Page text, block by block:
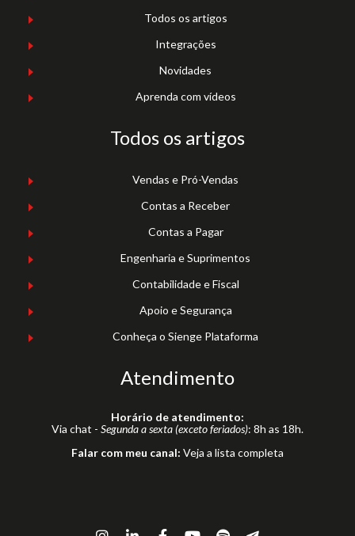
Todos os artigos
Integrações
Novidades
Aprenda com vídeos
Todos os artigos
Vendas e Pró-Vendas
Contas a Receber
Contas a Pagar
Engenharia e Suprimentos
Contabilidade e Fiscal
Apoio e Segurança
Conheça o Sienge Plataforma
Atendimento
Horário de atendimento:
Via chat - Segunda a sexta (exceto feriados): 8h as 18h.
Falar com meu canal: Veja a lista completa